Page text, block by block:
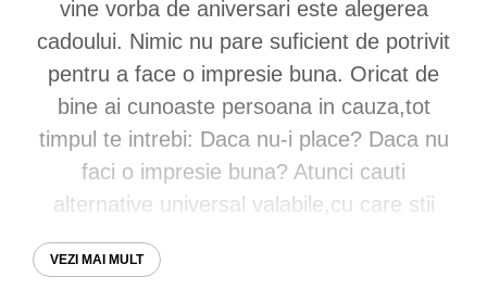
vine vorba de aniversari este alegerea
cadoului. Nimic nu pare suficient de potrivit
pentru a face o impresie buna. Oricat de
bine ai cunoaste persoana in cauza,tot
timpul te intrebi: Daca nu-i place? Daca nu
faci o impresie buna? Atunci cauti
alternative universal valabile,cu care stii
sigur ca nu dai gresi. Si te gandesti imediat
la clasica sticla de vin. Un vin bun merita
VEZI MAI MULT